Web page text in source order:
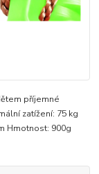
příjemné
zatížení: 75 kg
Hmotnost: 900g